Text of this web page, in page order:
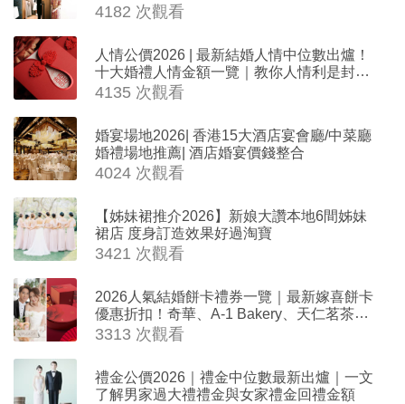
4182 次觀看
人情公價2026 | 最新結婚人情中位數出爐！
十大婚禮人情金額一覽｜教你人情利是封寫
法
4135 次觀看
婚宴場地2026| 香港15大酒店宴會廳/中菜廳
婚禮場地推薦| 酒店婚宴價錢整合
4024 次觀看
【姊妹裙推介2026】新娘大讚本地6間姊妹
裙店 度身訂造效果好過淘寶
3421 次觀看
2026人氣結婚餅卡禮券一覽｜最新嫁喜餅卡
優惠折扣！奇華、A-1 Bakery、天仁茗茶、
ROYCE'、Paul Lafayet、agnès b.
3313 次觀看
禮金公價2026｜禮金中位數最新出爐｜一文
了解男家過大禮禮金與女家禮金回禮金額